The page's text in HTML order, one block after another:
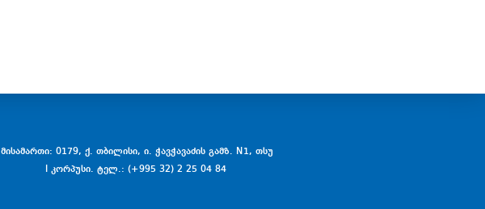
მისამართი: 0179, ქ. თბილისი, ი. ჭავჭავაძის გამზ. N1, თსუ
I კორპუსი. ტელ.: (+995 32) 2 25 04 84